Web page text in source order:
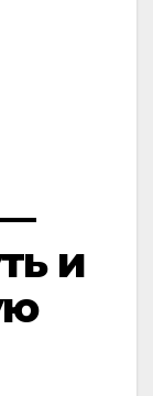
и